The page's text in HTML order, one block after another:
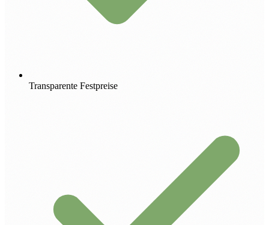
Transparente Festpreise